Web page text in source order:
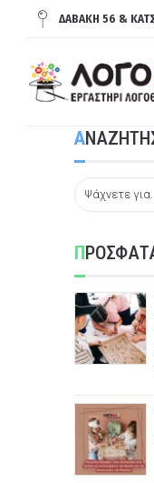
ΔΑΒΆΚΗ 56 &